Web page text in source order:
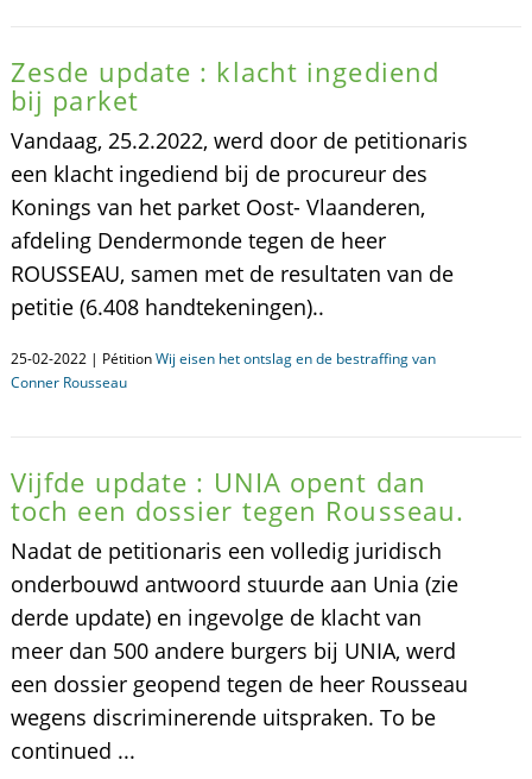
Zesde update : klacht ingediend
bij parket
Vandaag, 25.2.2022, werd door de petitionaris
een klacht ingediend bij de procureur des
Konings van het parket Oost- Vlaanderen,
afdeling Dendermonde tegen de heer
ROUSSEAU, samen met de resultaten van de
petitie (6.408 handtekeningen)..
25-02-2022 | PétitionWij eisen het ontslag en de bestraffing van
Conner Rousseau
Vijfde update : UNIA opent dan
toch een dossier tegen Rousseau.
Nadat de petitionaris een volledig juridisch
onderbouwd antwoord stuurde aan Unia (zie
derde update) en ingevolge de klacht van
meer dan 500 andere burgers bij UNIA, werd
een dossier geopend tegen de heer Rousseau
wegens discriminerende uitspraken. To be
continued ...